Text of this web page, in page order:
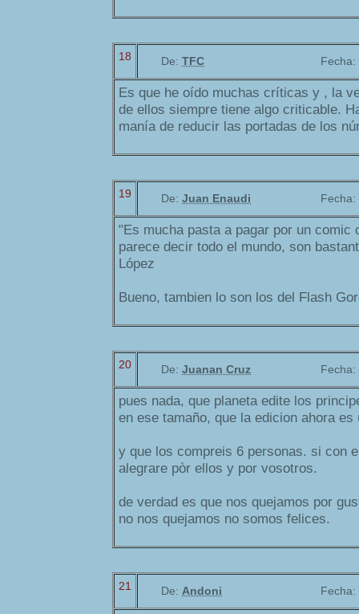
18 De: TFC Fecha:
Es que he oído muchas críticas y , la
de ellos siempre tiene algo criticable.
manía de reducir las portadas de los
19 De: Juan Enaudi Fecha:
"Es mucha pasta a pagar por un comic
parece decir todo el mundo, son
López
Bueno, tambien lo son los del Flash
20 De: Juanan Cruz Fecha:
pues nada, que planeta edite los
en ese tamaño, que la edicion ahora es
y que los compreis 6 personas. si con
alegrare pòr ellos y por vosotros.
de verdad es que nos quejamos por
no nos quejamos no somos felices.
21 De: Andoni Fecha: